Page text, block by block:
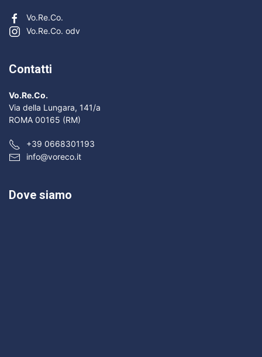
Vo.Re.Co.
Vo.Re.Co. odv
Contatti
Vo.Re.Co.
Via della Lungara, 141/a
ROMA 00165 (RM)
+39 0668301193
info@voreco.it
Dove siamo